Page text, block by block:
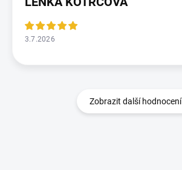
3.7.2026
Zobrazit další hodnocení